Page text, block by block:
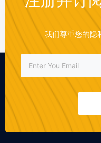
我们尊重您的隐